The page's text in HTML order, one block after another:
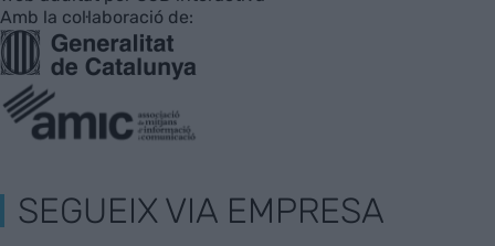
Amb la col·laboració de:
SEGUEIX VIA EMPRESA